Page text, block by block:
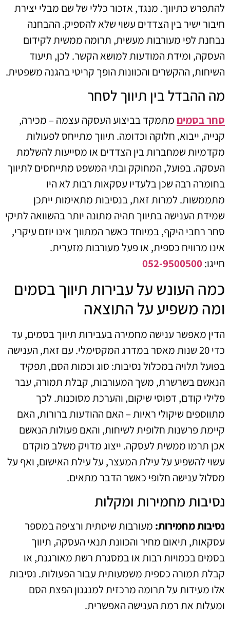
להתפרש כתיווך. מנגד, אזכור כללי של שם מבלי יצירת
חיבור ישיר בין הצדדים עשוי שלא להספיק. ההבחנה
נבחנת לפי מעורבות מעשית, תרומה ממשית לקידום
העסקה, ומידת המודעות למושא הקשר. לכן, תיעוד
השיחות, ההקשרים והכוונות הופך קריטי בהגנה משפטית.
מה ההבדל בין תיווך לסחר
סחר בסמים מתמקד בביצוע העסקה עצמה – מכירה,
קנייה, ייבוא, חלוקה וכדומה. תיווך מתייחס לפעולות
מקדמיות שמחברות בין הצדדים או מסייעות להשלמת
העסקה. בפועל, המחוקק ובתי המשפט מתייחסים לתיווך
בחומרה רבה שכן בלעדיו עסקאות רבות לא היו
מתממשות. למרות זאת, בנסיבות מתאימות ייתכן
שמידת הענישה בתיווך תהיה מתונה יותר בהשוואה לתיקי
סחר רחבי היקף, במיוחד כאשר המתווך אינו יוזם עיקרי,
אינו מרוויח כספית, או פעל מעורבות מזערית.
חייגו:052-9500500
כמה העונש על עבירות תיווך בסמים
ומה משפיע על התוצאה
הדין מאפשר ענישה מחמירה בעבירות תיווך בסמים, עד
כדי 20 שנות מאסר במדרג המקסימלי. עם זאת, הענישה
בפועל תלויה במכלול נסיבות: סוג וכמות הסם, תפקיד
הנאשם בשרשרת, משך המעורבות, קבלת תמורה, עבר
פלילי קודם, דפוסי שיקום, והערכת מסוכנות. לכך
מתווספים שיקולי ראיות – האם ההודעות ברורות, האם
קיימת פרשנות חלופית לשיחות, והאם פעולות הנאשם
אכן תרמו ממשית לעסקה. ייצוג מדויק משלב מוקדם
עשוי להשפיע על עילת המעצר, על עילת האישום, ואף על
מסלול ענישה חלופי כאשר הדבר מתאים.
נסיבות מחמירות ומקלות
נסיבות מחמירות: מעורבות שיטתית ורציפה במספר
עסקאות, תיאום מחיר והכוונת תנאי העסקה, תיווך
בסמים בכמויות רבות או במסגרת רשת מאורגנת, או
קבלת תמורה כספית משמעותית עבור הפעולות. נסיבות
אלו מעידות על תרומה מרכזית למנגנון הפצת הסם
ומעלות את רמת הענישה האפשרית.